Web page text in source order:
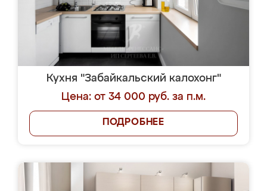
Кухня "Забайкальский калохонг"
Цена: от 34 000 руб. за п.м.
ПОДРОБНЕЕ